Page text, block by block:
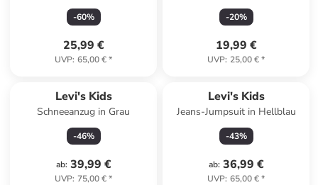
-60%
25,99 €
UVP: 65,00 €*
-20%
19,99 €
UVP: 25,00 €*
Levi's Kids
Schneeanzug in Grau
-46%
ab: 39,99 €
UVP: 75,00 €*
Levi's Kids
Jeans-Jumpsuit in Hellblau
-43%
ab: 36,99 €
UVP: 65,00 €*